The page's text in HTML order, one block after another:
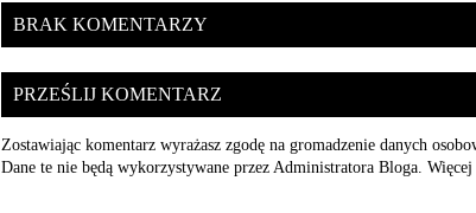
BRAK KOMENTARZY
PRZEŚLIJ KOMENTARZ
Zostawiając komentarz wyrażasz zgodę na gromadzenie danych
Dane te nie będą wykorzystywane przez Administratora Bloga.